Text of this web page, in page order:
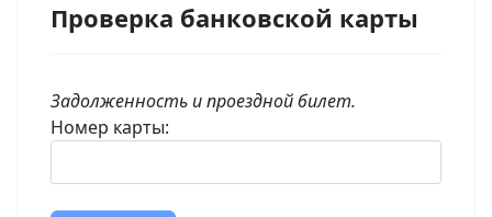
Проверка банковской карты
Задолженность и проездной билет.
Номер карты: